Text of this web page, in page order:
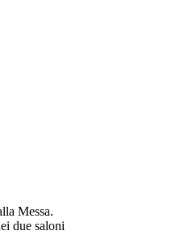
Messa.
due saloni